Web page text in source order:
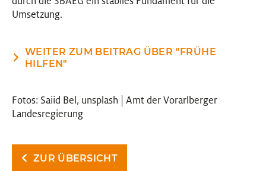
Umsetzung.
WEITER ZUM BEITRAG ÜBER "FRÜHE
HILFEN"
Fotos: Saiid Bel, unsplash | Amt der Vorarlberger
Landesregierung
ZUR ÜBERSICHT